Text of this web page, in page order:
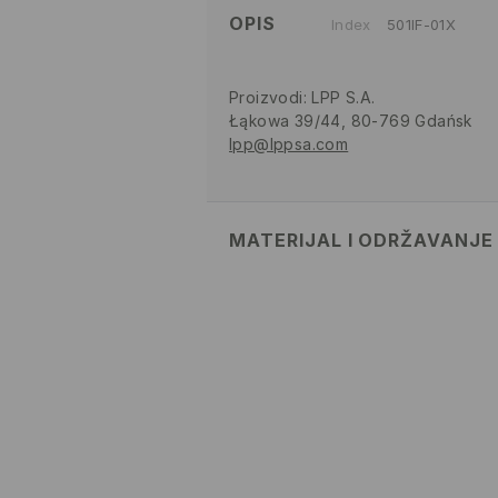
OPIS Index 501IF-01X
Proizvodi: LPP S.A.
Łąkowa 39/44, 80-769 Gdańsk
lpp@lppsa.com
MATERIJAL I ODRŽAVANJE